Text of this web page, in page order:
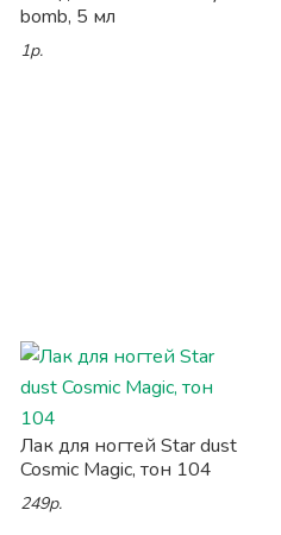
bomb, 5 мл
1р.
Лак для ногтей Star dust
Cosmic Magic, тон 104
249р.